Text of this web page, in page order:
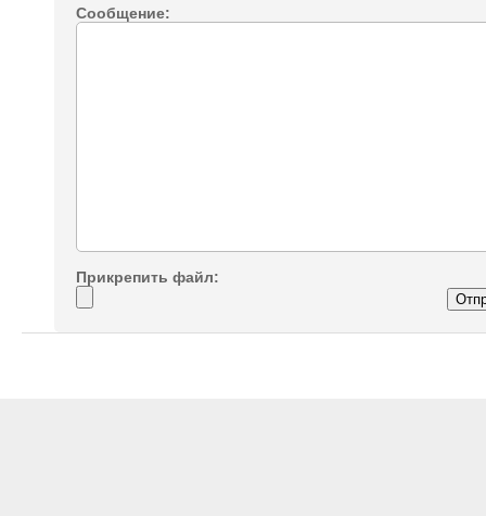
Сообщение:
Прикрепить файл: